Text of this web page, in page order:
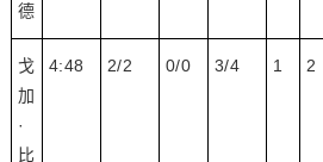
德
戈
加
·
比
4:48 2/2 0/0 3/4 1 2